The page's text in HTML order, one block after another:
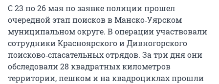
С 23 по 26 мая по заявке полиции прошел
очередной этап поисков в Манско‑Уярском
муниципальном округе. В операции участвовали
сотрудники Красноярского и Дивногорского
поисково‑спасательных отрядов. За три дня они
обследовали 28 квадратных километров
территории, пешком и на квадроциклах прошли